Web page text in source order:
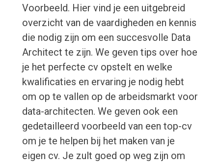
Voorbeeld. Hier vind je een uitgebreid
overzicht van de vaardigheden en kennis
die nodig zijn om een succesvolle Data
Architect te zijn. We geven tips over hoe
je het perfecte cv opstelt en welke
kwalificaties en ervaring je nodig hebt
om op te vallen op de arbeidsmarkt voor
data-architecten. We geven ook een
gedetailleerd voorbeeld van een top-cv
om je te helpen bij het maken van je
eigen cv. Je zult goed op weg zijn om